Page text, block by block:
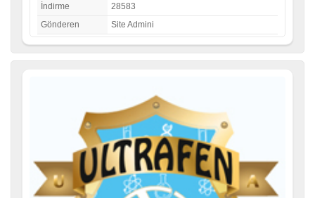
İndirme
28583
Gönderen
Site Admini